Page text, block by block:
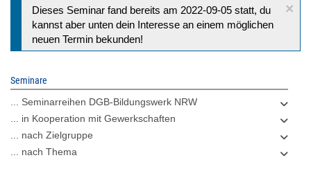
×
Statusmeldung
Dieses Seminar fand bereits am 2022-09-05 statt, du
kannst aber unten dein Interesse an einem möglichen
neuen Termin bekunden!
Seminare
... Seminarreihen DGB-Bildungswerk NRW
... in Kooperation mit Gewerkschaften
... nach Zielgruppe
... nach Thema